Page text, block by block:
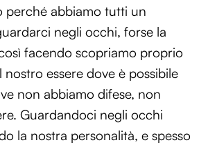
perché abbiamo tutti un
negli occhi, forse la
facendo scopriamo proprio
essere dove è possibile
non abbiamo difese, non
Guardandoci negli occhi
la nostra personalità, e spesso